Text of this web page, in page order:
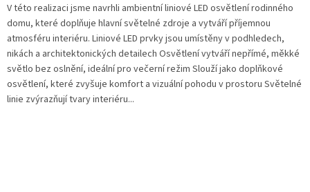
V této realizaci jsme navrhli ambientní liniové LED osvětlení rodinného
domu, které doplňuje hlavní světelné zdroje a vytváří příjemnou
atmosféru interiéru. Liniové LED prvky jsou umístěny v podhledech,
nikách a architektonických detailech Osvětlení vytváří nepřímé, měkké
světlo bez oslnění, ideální pro večerní režim Slouží jako doplňkové
osvětlení, které zvyšuje komfort a vizuální pohodu v prostoru Světelné
linie zvýrazňují tvary interiéru...